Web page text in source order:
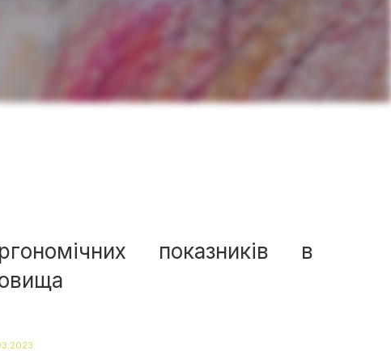
показників в